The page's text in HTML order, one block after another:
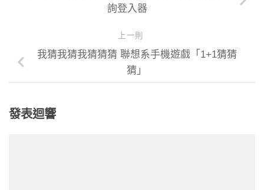
詢登入器
上一則
我猜我猜我猜猜猜 聯想系手機遊戲「1+1猜猜
猜」
發表迴響